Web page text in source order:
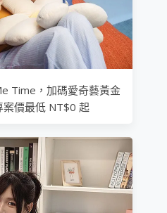
Time，加碼愛奇藝黃金
案價最低 NT$0 起